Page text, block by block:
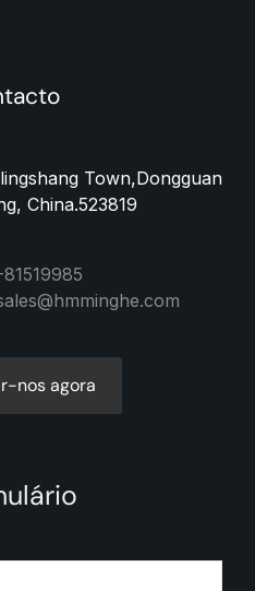
Town,Dongguan
China.523819
nos agora